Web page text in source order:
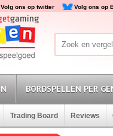
Volg ons op twitter Volg ons op
BORDSPELLEN PER
Trading Board Reviews